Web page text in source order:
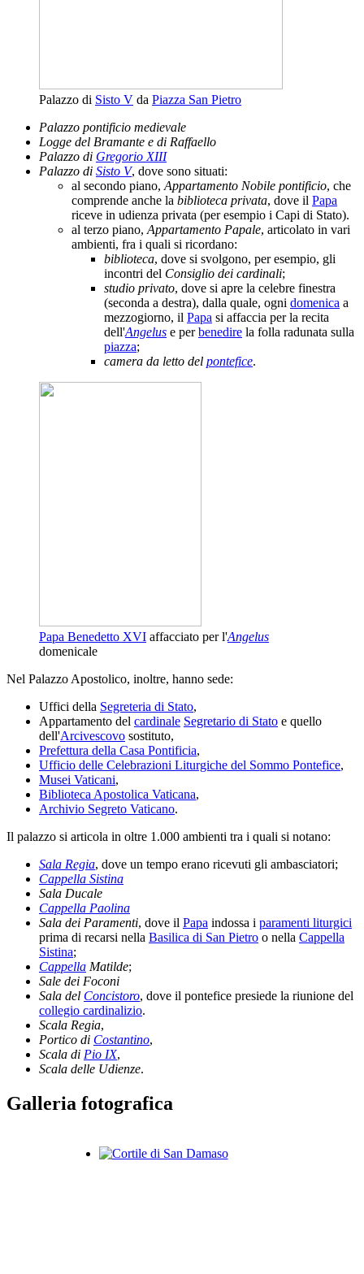
Palazzo di Sisto V da Piazza San Pietro
Palazzo pontificio medievale
Logge del Bramante e di Raffaello
Palazzo di Gregorio XIII
Palazzo di Sisto V, dove sono situati:
al secondo piano, Appartamento Nobile pontificio, che
comprende anche la biblioteca privata, dove il Papa
riceve in udienza privata (per esempio i Capi di Stato).
al terzo piano, Appartamento Papale, articolato in vari
ambienti, fra i quali si ricordano:
biblioteca, dove si svolgono, per esempio, gli
incontri del Consiglio dei cardinali;
studio privato, dove si apre la celebre finestra
(seconda a destra), dalla quale, ogni domenica a
mezzogiorno, il Papa si affaccia per la recita
dell'Angelus e perbenedire la folla radunata sulla
piazza;
camera da letto del pontefice.
Papa Benedetto XVI affacciato per l'Angelus
domenicale
Nel Palazzo Apostolico, inoltre, hanno sede:
Uffici della Segreteria di Stato,
Appartamento del cardinale Segretario di Stato e quello
dell'Arcivescovo sostituto,
Prefettura della Casa Pontificia,
Ufficio delle Celebrazioni Liturgiche del Sommo Pontefice,
Musei Vaticani,
Biblioteca Apostolica Vaticana,
Archivio Segreto Vaticano.
Il palazzo si articola in oltre 1.000 ambienti tra i quali si notano:
Sala Regia, dove un tempo erano ricevuti gli ambasciatori;
Cappella Sistina
Sala Ducale
Cappella Paolina
Sala dei Paramenti, dove il Papa indossa i paramenti liturgici
prima di recarsi nella Basilica di San Pietro o nella Cappella
Sistina;
Cappella Matilde;
Sale dei Foconi
Sala del Concistoro, dove il pontefice presiede la riunione del
collegio cardinalizio.
Scala Regia,
Portico di Costantino,
Scala di Pio IX,
Scala delle Udienze.
Galleria fotografica